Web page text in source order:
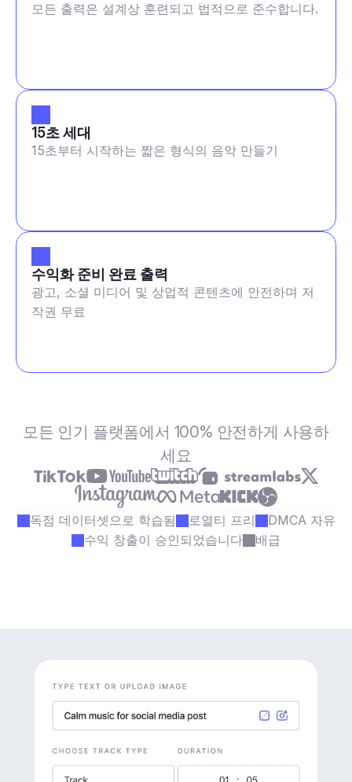
모든 출력은 설계상 훈련되고 법적으로 준수합니다.
15초 세대
15초부터 시작하는 짧은 형식의 음악 만들기
수익화 준비 완료 출력
광고, 소셜 미디어 및 상업적 콘텐츠에 안전하며 저
작권 무료
모든 인기 플랫폼에서 100% 안전하게 사용하
세요
독점 데이터셋으로 학습됨 로열티 프리
DMCA 자유
수익 창출이 승인되었습니다
배급